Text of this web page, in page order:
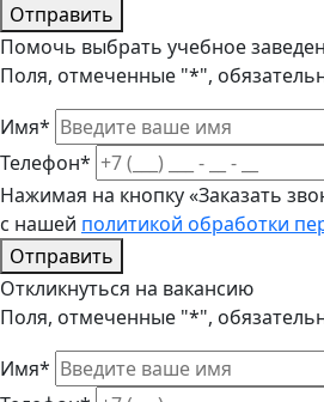
Отправить
Помочь выбрать учебное
Поля, отмеченные "*",
Имя*
Телефон*
Нажимая на кнопку «Заказать
с нашей политикой обработки
Отправить
Откликнуться на вакансию
Поля, отмеченные "*",
Имя*